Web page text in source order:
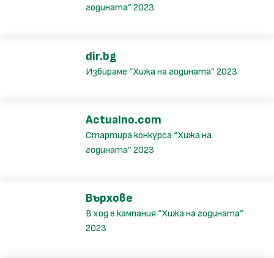
годината” 2023
dir.bg
Избираме “Хижа на годината” 2023
Actualno.com
Стартира конкурса “Хижа на
годината” 2023
Върхове
В ход е кампания “Хижа на годината”
2023